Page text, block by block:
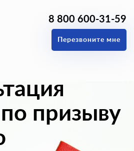
8 800 600-31-59
Перезвоните мне
призыву